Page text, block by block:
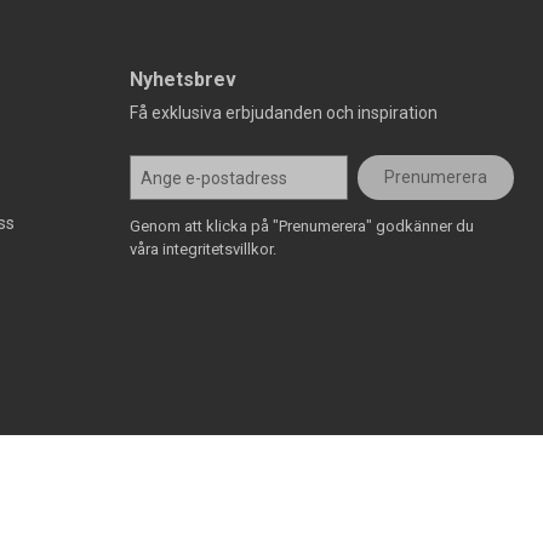
Nyhetsbrev
Få exklusiva erbjudanden och inspiration
Prenumerera
Genom att klicka på "Prenumerera" godkänner du
våra integritetsvillkor.